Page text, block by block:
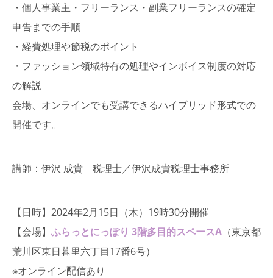
・個人事業主・フリーランス・副業フリーランスの確定
申告までの手順
・経費処理や節税のポイント
・ファッション領域特有の処理やインボイス制度の対応
の解説
会場、オンラインでも受講できるハイブリッド形式での
開催です。
講師：伊沢 成貴 税理士／伊沢成貴税理士事務所
【日時】2024年2月15日（木）19時30分開催
【会場】 ふらっとにっぽり 3階多目的スペースA （東京都
荒川区東日暮里六丁目17番6号）
※オンライン配信あり